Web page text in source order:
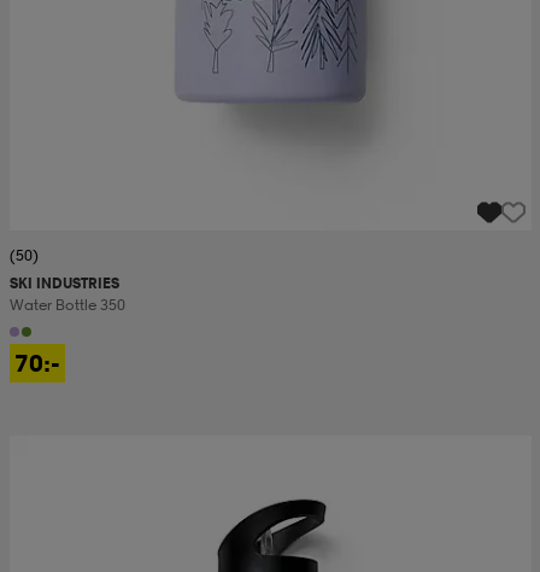
(50)
SKI INDUSTRIES
Water Bottle 350
70:-